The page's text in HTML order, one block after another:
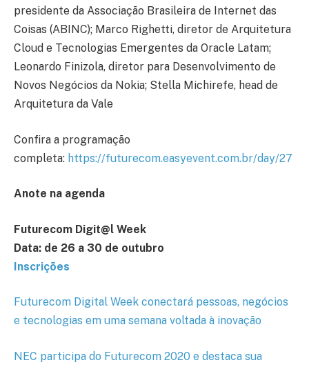
presidente da Associação Brasileira de Internet das
Coisas (ABINC); Marco Righetti, diretor de Arquitetura
Cloud e Tecnologias Emergentes da Oracle Latam;
Leonardo Finizola, diretor para Desenvolvimento de
Novos Negócios da Nokia; Stella Michirefe, head de
Arquitetura da Vale
Confira a programação
completa: https://futurecom.easyevent.com.br/day/27
Anote na agenda
Futurecom Digit@l Week
Data: de 26 a 30 de outubro
Inscrições
Futurecom Digital Week conectará pessoas, negócios
e tecnologias em uma semana voltada à inovação
NEC participa do Futurecom 2020 e destaca sua